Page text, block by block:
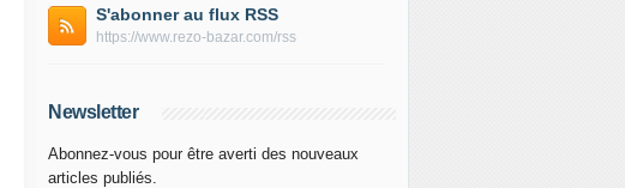
S'abonner au flux RSS
https://www.rezo-bazar.com/rss
Newsletter
Abonnez-vous pour être averti des nouveaux
articles publiés.